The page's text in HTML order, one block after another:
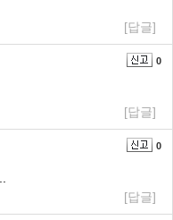
[답글]
0
[답글]
0
[답글]